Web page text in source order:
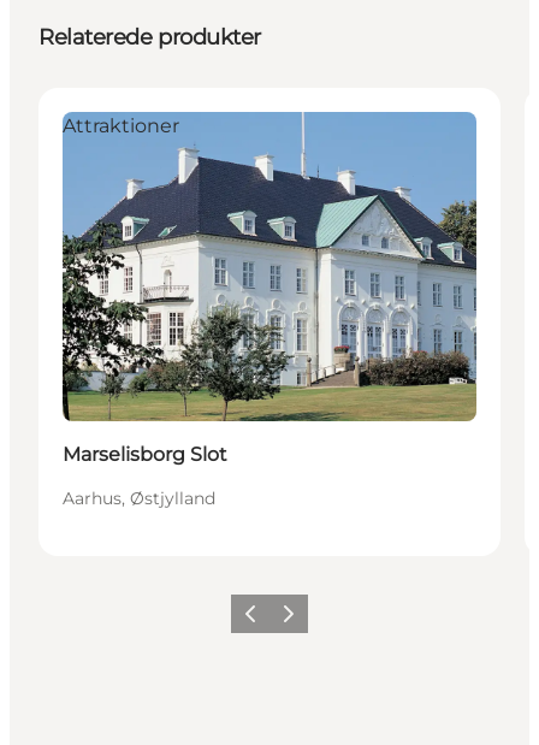
Relaterede produkter
Attraktioner
Marselisborg Slot
Aarhus, Østjylland
ForrigeNæste